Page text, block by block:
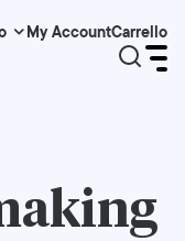
My AccountCarrello